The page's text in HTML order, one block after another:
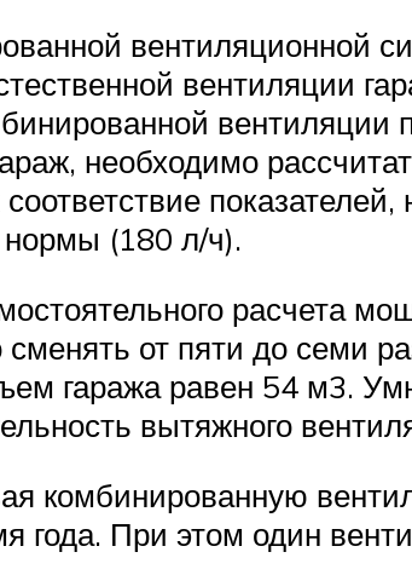
вентиляционной
вентиляции
вентиляции
необходимо
(180 л/ч).
расчета
сменять от пяти до семи
гаража равен 54 м3.
вытяжного
комбинированную
года. При этом один